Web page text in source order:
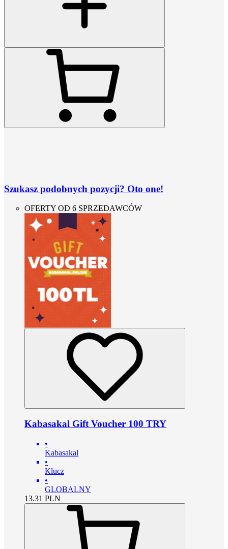
Szukasz podobnych pozycji? Oto one!
OFERTY OD 6 SPRZEDAWCÓW
Kabasakal Gift Voucher 100 TRY
•
Kabasakal
•
Klucz
•
GLOBALNY
13.31 PLN